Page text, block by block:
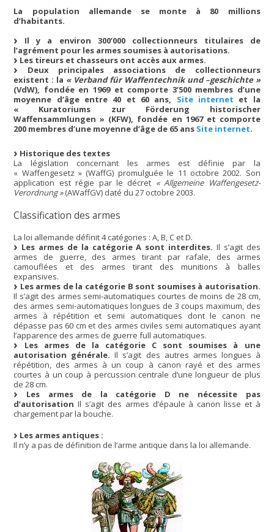
La population allemande se monte à 80 millions
d’habitants.
Il y a environ 300’000 collectionneurs titulaires de
l’agrément pour les armes soumises à autorisations.
Les tireurs et chasseurs ont accès aux armes.
Deux principales associations de collectionneurs
existent : la « Verband für Waffentechnik und –geschichte »
(VdW), fondée en 1969 et comporte 3’500 membres d’une
moyenne d’âge entre 40 et 60 ans, Site internet et la
« Kuratoriums zur Förderung historischer
Waffensammlungen » (KFW), fondée en 1967 et comporte
200 membres d’une moyenne d’âge de 65 ans Site internet.
Historique des textes
La législation concernant les armes est définie par la
« Waffengesetz » (WaffG) promulguée le 11 octobre 2002. Son
application est régie par le décret « Allgemeine Waffengesetz-
Verordnung »(AWaffGV) daté du 27 octobre 2003.
Classification des armes
La loi allemande définit 4 catégories : A, B, C et D.
Les armes de la catégorie A sont interdites. Il s’agit des
armes de guerre, des armes tirant par rafale, des armes
camouflées et des armes tirant des munitions à balles
expansives.
Les armes de la catégorie B sont soumises à autorisation.
Il s’agit des armes semi-automatiques courtes de moins de 28 cm,
des armes semi-automatiques longues de 3 coups maximum, des
armes à répétition et semi automatiques dont le canon ne
dépasse pas 60 cm et des armes civiles semi automatiques ayant
l’apparence des armes de guerre full automatiques.
Les armes de la catégorie C sont soumises à une
autorisation générale. Il s’agit des autres armes longues à
répétition, des armes à un coup à canon rayé et des armes
courtes à un coup à percussion centrale d’une longueur de plus
de 28 cm.
Les armes de la catégorie D ne nécessite pas
d’autorisation Il s’agit des armes d’épaule à canon lisse et à
chargement par la bouche.
Les armes antiques :
Il n’y a pas de définition de l’arme antique dans la loi allemande.